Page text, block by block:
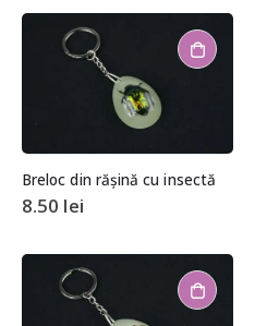
Breloc din rășină cu insectă
8.50 lei